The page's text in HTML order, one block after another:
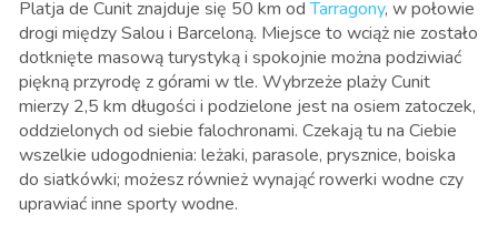
Platja de Cunit znajduje się 50 km odTarragony, w połowie
drogi między Salou i Barceloną. Miejsce to wciąż nie zostało
dotknięte masową turystyką i spokojnie można podziwiać
piękną przyrodę z górami w tle. Wybrzeże plaży Cunit
mierzy 2,5 km długości i podzielone jest na osiem zatoczek,
oddzielonych od siebie falochronami. Czekają tu na Ciebie
wszelkie udogodnienia: leżaki, parasole, prysznice, boiska
do siatkówki; możesz również wynająć rowerki wodne czy
uprawiać inne sporty wodne.